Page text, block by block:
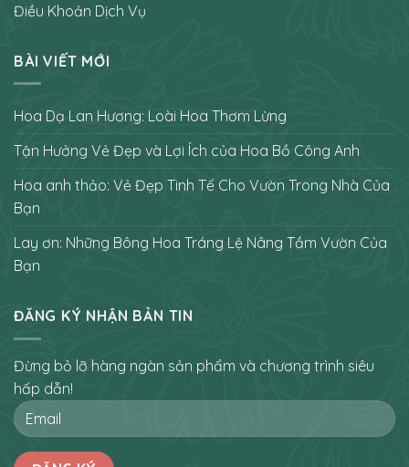
Điều Khoản Dịch Vụ
BÀI VIẾT MỚI
Hoa Dạ Lan Hương: Loài Hoa Thơm Lừng
Tận Hưởng Vẻ Đẹp và Lợi Ích của Hoa Bồ Công Anh
Hoa anh thảo: Vẻ Đẹp Tinh Tế Cho Vườn Trong Nhà Của
Bạn
Lay ơn: Những Bông Hoa Tráng Lệ Nâng Tầm Vườn Của
Bạn
ĐĂNG KÝ NHẬN BẢN TIN
Đừng bỏ lỡ hàng ngàn sản phẩm và chương trình siêu
hấp dẫn!